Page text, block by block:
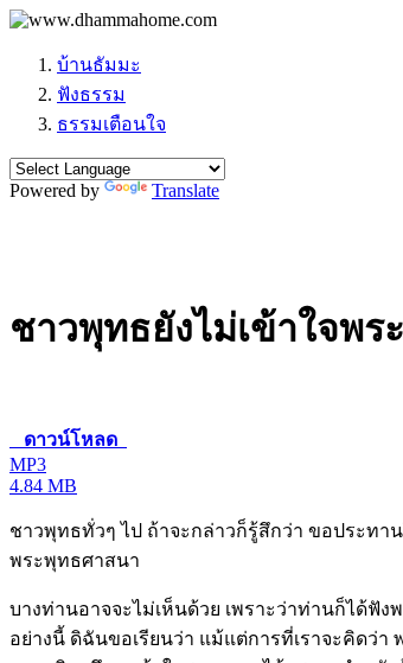
บ้านธัมมะ
ฟังธรรม
ธรรมเตือนใจ
Powered by Translate
ชาวพุทธยังไม่เข้าใจพ
ดาวน์โหลด
MP3
4.84 MB
ชาวพุทธทั่วๆ ไป ถ้าจะกล่าวก็รู้สึกว่า ขอประท
พระพุทธศาสนา
บางท่านอาจจะไม่เห็นด้วย เพราะว่าท่านก็ได้ฟั
อย่างนี้ ดิฉันขอเรียนว่า แม้แต่การที่เราจะคิดว่า